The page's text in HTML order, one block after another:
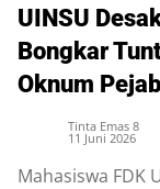
UINSU
Bongkar
Oknum
Tinta Emas 8
11 Juni 2026
Mahasiswa FDK